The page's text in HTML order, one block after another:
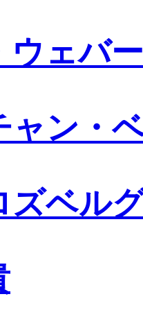
ウェバー
ャン・
ズベル